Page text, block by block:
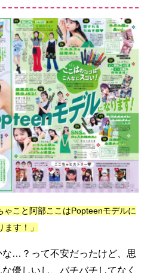
こと阿部ここはPopteenモデルに
ます！」
な…？って不安だったけど、思
優しいし、バチバチしてなく